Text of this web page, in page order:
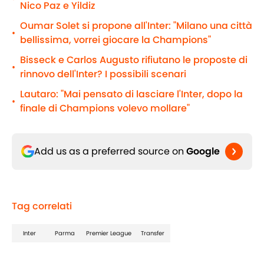
Nico Paz e Yildiz
•
Oumar Solet si propone all'Inter: "Milano una città
bellissima, vorrei giocare la Champions"
•
Bisseck e Carlos Augusto rifiutano le proposte di
rinnovo dell'Inter? I possibili scenari
•
Lautaro: "Mai pensato di lasciare l'Inter, dopo la
finale di Champions volevo mollare"
Add us as a preferred source on Google
Tag correlati
Inter Parma Premier League Transfer